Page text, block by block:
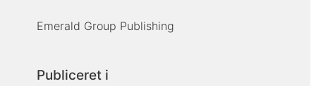
Emerald Group Publishing
Publiceret i